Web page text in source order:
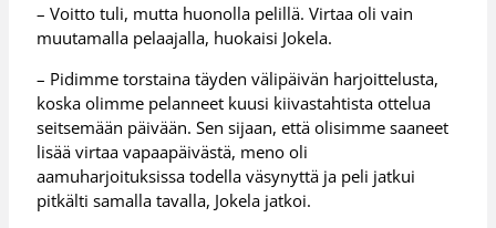
– Voitto tuli, mutta huonolla pelillä. Virtaa oli vain
muutamalla pelaajalla, huokaisi Jokela.
– Pidimme torstaina täyden välipäivän harjoittelusta,
koska olimme pelanneet kuusi kiivastahtista ottelua
seitsemään päivään. Sen sijaan, että olisimme saaneet
lisää virtaa vapaapäivästä, meno oli
aamuharjoituksissa todella väsynyttä ja peli jatkui
pitkälti samalla tavalla, Jokela jatkoi.